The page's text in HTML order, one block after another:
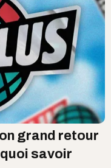
grand retour
savoir